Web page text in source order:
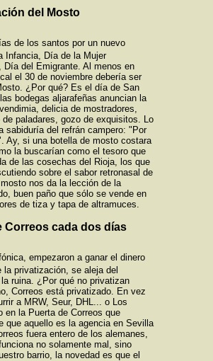
del Mosto
de los santos por un nuevo
Infancia, Día de la Mujer
Día del Emigrante. Al menos en
el 30 de noviembre debería ser
¿Por qué? Es el día de San
bodegas aljarafeñas anuncian la
delicia de mostradores,
paladares, gozo de exquisitos. Lo
sabiduría del refrán campero: "Por
Ay, si una botella de mosto costara
la buscarían como el tesoro que
de las cosechas del Rioja, los que
sobre el sabor retronasal de
nos da la lección de la
buen paño que sólo se vende en
de tiza y tapa de altramuces.
Correos cada dos días
empezaron a ganar el dinero
privatización, se aleja del
ruina. ¿Por qué no privatizan
Correos está privatizado. En vez
a MRW, Seur, DHL... o Los
en la Puerta de Correos que
que aquello es la agencia en Sevilla
fuera entero de los alemanes,
no solamente mal, sino
barrio, la novedad es que el